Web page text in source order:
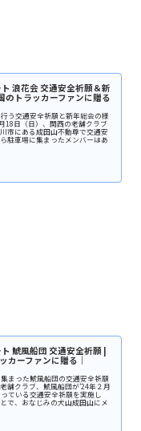
浪花会 交通安全祈願＆新
のトラッカーファンに贈る
う交通安全祈願と新年総会の様
18日（日）、関西の老舗クラブ
市にある成田山不動尊で交通安
駐車場に集まったメンバーはあ
鯱風船団 交通安全祈願 |
カーファンに贈る｜
まった鯱風船団の交通安全祈願
舗クラブ、鯱風船団が’24年２月
ている交通安全祈願を実施し
で、おなじみの犬山成田山にメ